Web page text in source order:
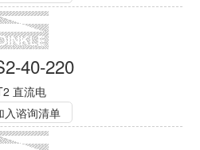
80-3PN1F
交流电
入谘询清单
3PN1F-3